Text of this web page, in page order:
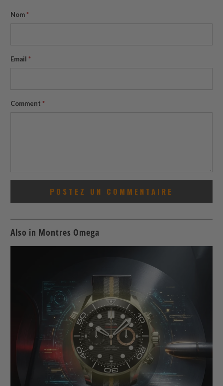
Nom *
Email *
Comment *
Also in Montres Omega